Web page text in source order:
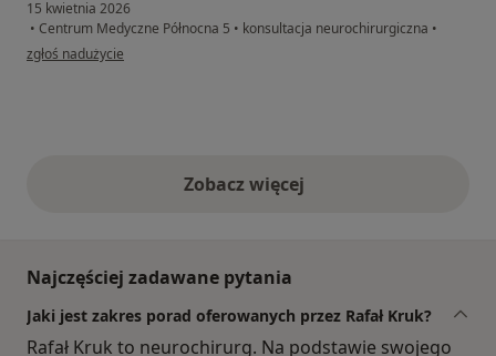
15 kwietnia 2026
• Centrum Medyczne Północna 5 • konsultacja neurochirurgiczna •
w opinii użytkownika Patryk D
zgłoś nadużycie
Zobacz więcejopinie powyżej
Najczęściej zadawane pytania
Jaki jest zakres porad oferowanych przez Rafał Kruk?
Rafał Kruk to neurochirurg. Na podstawie swojego